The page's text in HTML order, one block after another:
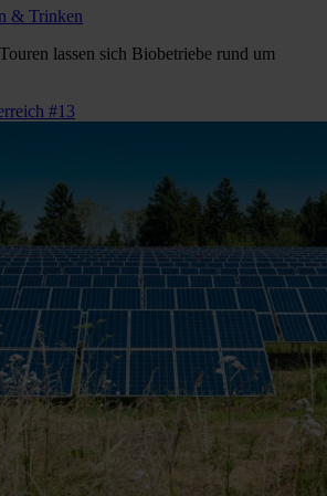
& Trinken
lassen sich Biobetriebe rund um
#13